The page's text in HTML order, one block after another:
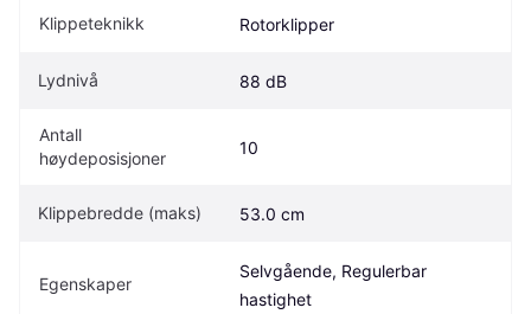
Klippeteknikk Rotorklipper
Lydnivå 88 dB
Antall
høydeposisjoner
10
Klippebredde (maks) 53.0 cm
Egenskaper
Selvgående, Regulerbar
hastighet